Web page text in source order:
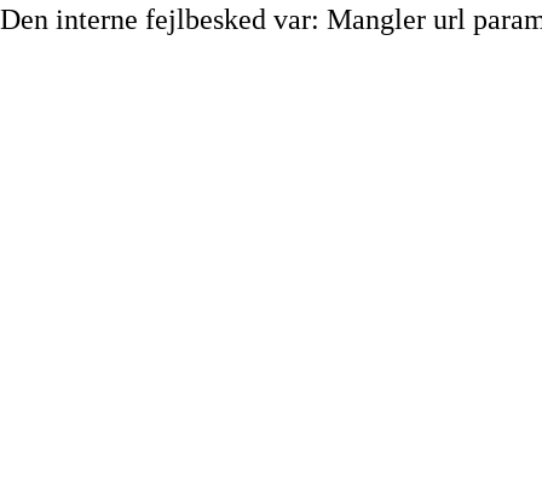
Den interne fejlbesked var: Mangler url